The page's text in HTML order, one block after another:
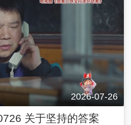
2026-07-26
关于坚持的答案